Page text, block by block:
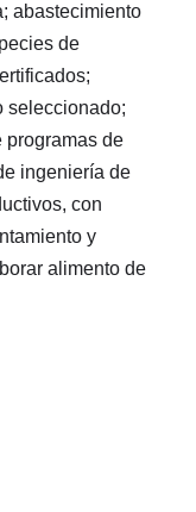
abastecimiento
de
seleccionado;
programas de
ingeniería de
con
y
alimento de